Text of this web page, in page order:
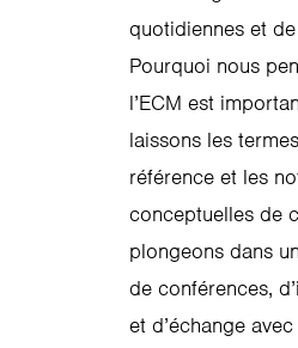
quotidiennes et
Pourquoi nous
l’ECM est
laissons les
référence et les
conceptuelles de
plongeons dans
de conférences,
et d’échange